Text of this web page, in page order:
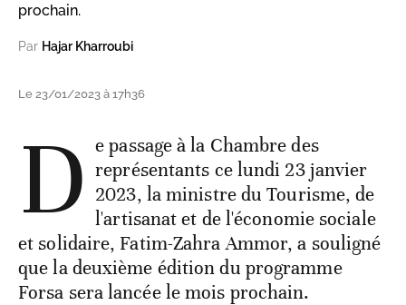
prochain.
Par Hajar Kharroubi
Le 23/01/2023 à 17h36
D e passage à la Chambre des
représentants ce lundi 23 janvier
2023, la ministre du Tourisme, de
l'artisanat et de l'économie sociale
et solidaire, Fatim-Zahra Ammor, a souligné
que la deuxième édition du programme
Forsa sera lancée le mois prochain.